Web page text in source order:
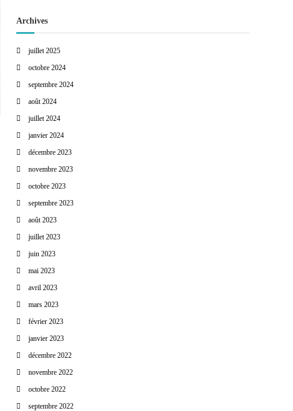
Archives
juillet 2025
octobre 2024
septembre 2024
août 2024
juillet 2024
janvier 2024
décembre 2023
novembre 2023
octobre 2023
septembre 2023
août 2023
juillet 2023
juin 2023
mai 2023
avril 2023
mars 2023
février 2023
janvier 2023
décembre 2022
novembre 2022
octobre 2022
septembre 2022